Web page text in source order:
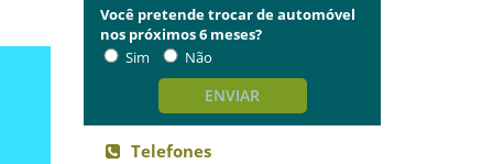
Você pretende trocar de automóvel
nos próximos 6 meses?
Sim
Não
ENVIAR
Telefones